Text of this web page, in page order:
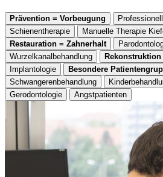
Prävention = Vorbeugung
Schienentherapie
Manuelle Therapie
Restauration = Zahnerhalt
Wurzelkanalbehandlung
Rekonstruktion
Implantologie
Besondere
Schwangerenbehandlung
Gerodontologie
Angstpatienten